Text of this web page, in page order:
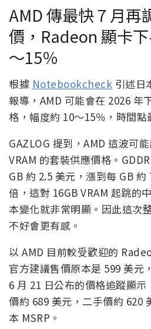
AMD 傳最快 7 月再
價，Radeon 顯卡
～15％
根據 Notebookcheck 引述日
報導，AMD 可能會在 2026 年
格，幅度約 10～15％，時間點
GAZLOG 提到，AMD 這波可
VRAM 的套裝供應價格。
GB 約 2.5 美元，漲到每 GB
倍，這對 16GB VRAM 起跳的
本變化就非常明顯。因此這次
不好會更有感。
以 AMD 目前較受歡迎的
官方建議售價原本是 599 美元
6 月 21 日公布的價格追蹤顯
價約 689 美元，二手價約 620
本 MSRP。